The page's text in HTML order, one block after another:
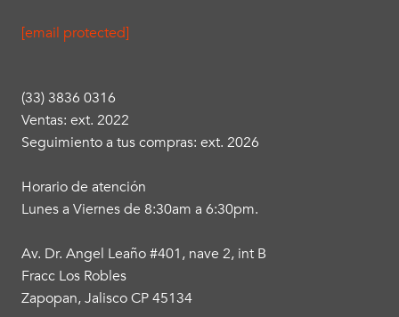
[email protected]
(33) 3836 0316
Ventas: ext. 2022
Seguimiento a tus compras: ext. 2026
Horario de atención
Lunes a Viernes de 8:30am a 6:30pm.
Av. Dr. Angel Leaño #401, nave 2, int B
Fracc Los Robles
Zapopan, Jalisco CP 45134